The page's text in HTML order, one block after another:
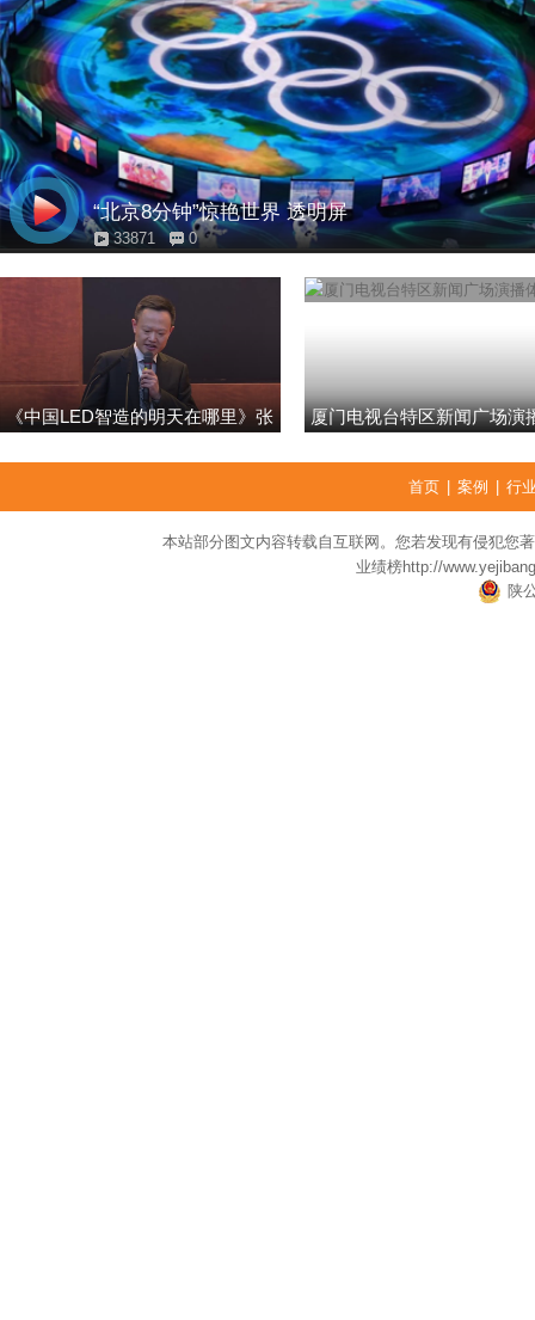
“北京8分钟”惊艳世界 透明屏
33871 0
《中国LED智造的明天在哪里》张
厦门电视台特区新闻广场演
首页 案例 行
本站部分图文内容转载自互联网。您若发现有侵犯您
业绩榜http://
陕